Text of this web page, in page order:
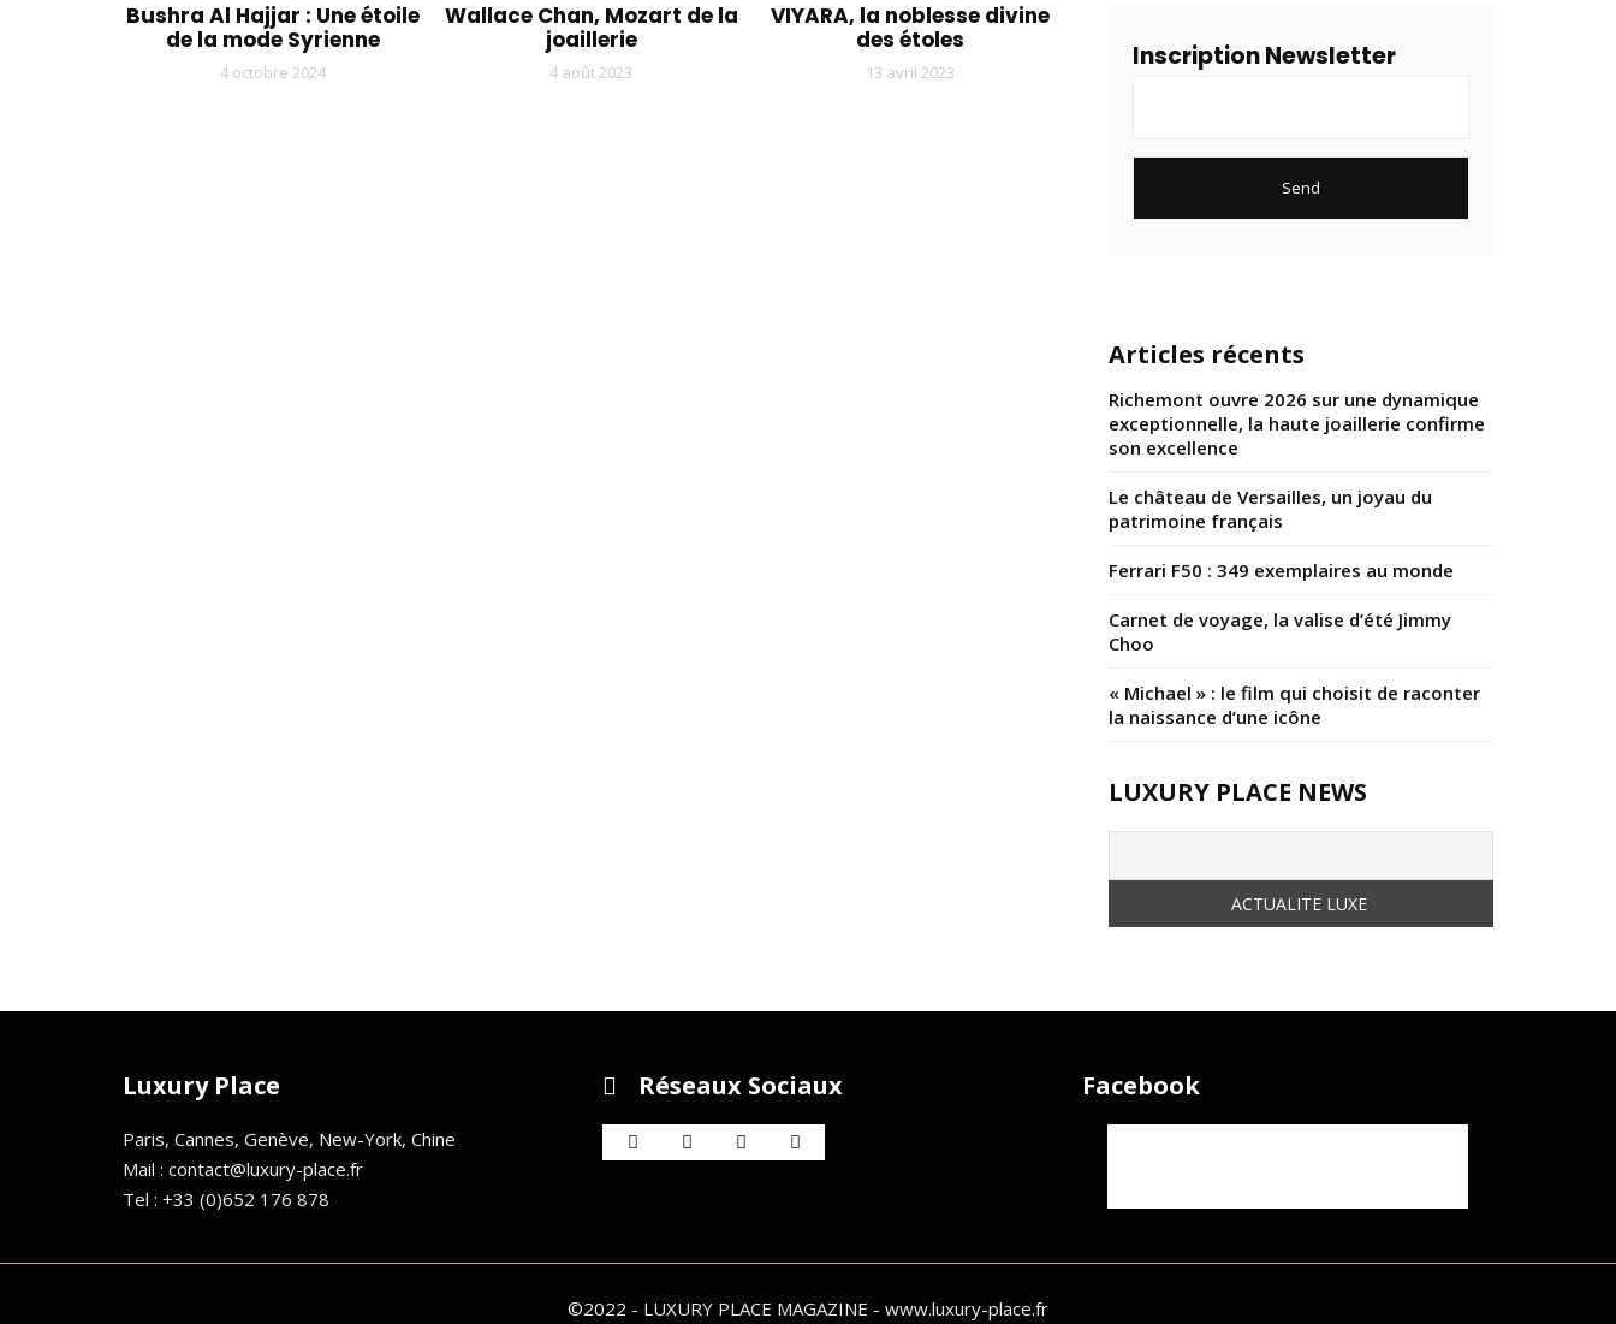
Bushra Al Hajjar : Une étoile
de la mode Syrienne
4 octobre 2024
Wallace Chan, Mozart de la
joaillerie
4 août 2023
VIYARA, la noblesse divine
des étoles
13 avril 2023 Inscription Newsletter
Articles récents
Richemont ouvre 2026 sur une dynamique
exceptionnelle, la haute joaillerie confirme
son excellence
Le château de Versailles, un joyau du
patrimoine français
Ferrari F50 : 349 exemplaires au monde
Carnet de voyage, la valise d’été Jimmy
Choo
« Michael » : le film qui choisit de raconter
la naissance d’une icône
LUXURY PLACE NEWS
Luxury Place
Paris, Cannes, Genève, New-York, Chine
Mail : contact@luxury-place.fr
Tel : +33 (0)652 176 878
Réseaux Sociaux Facebook
©2022 - LUXURY PLACE MAGAZINE - www.luxury-place.fr